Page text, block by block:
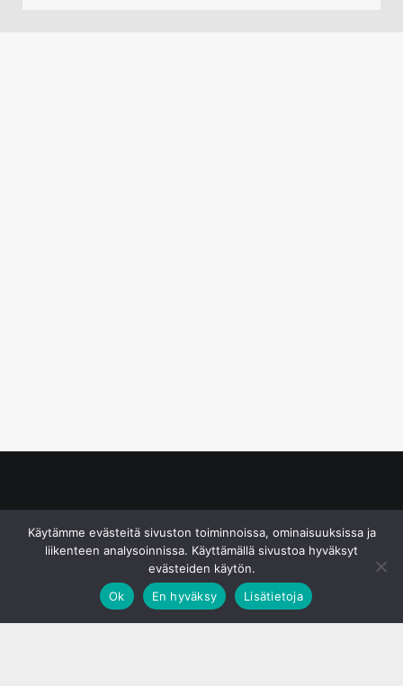
Käytämme evästeitä sivuston toiminnoissa, ominaisuuksissa ja
liikenteen analysoinnissa. Käyttämällä sivustoa hyväksyt
evästeiden käytön.
Ok
En hyväksy Lisätietoja